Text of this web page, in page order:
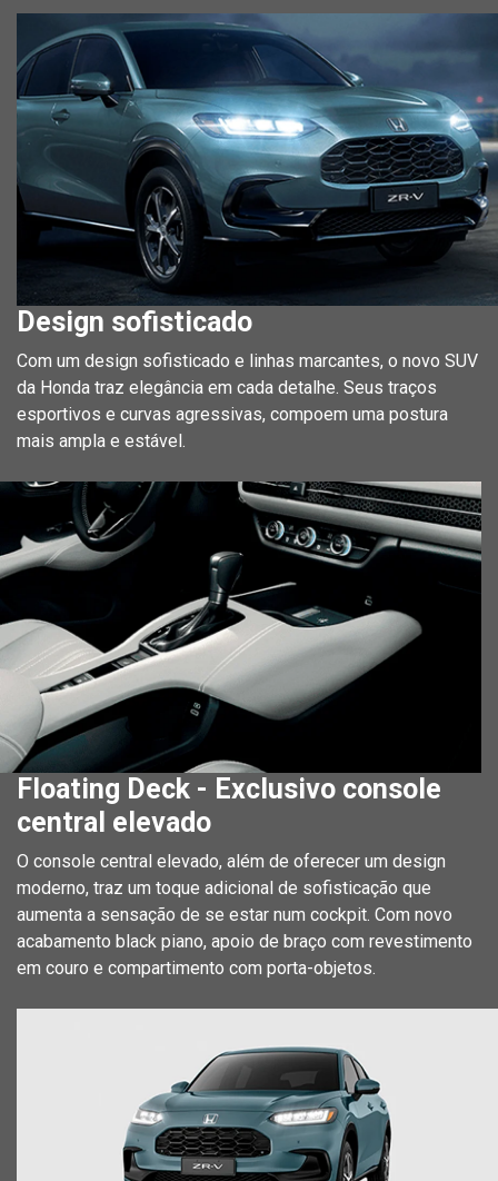
Design sofisticado
Com um design sofisticado e linhas marcantes, o novo SUV
da Honda traz elegância em cada detalhe. Seus traços
esportivos e curvas agressivas, compoem uma postura
mais ampla e estável.
Floating Deck - Exclusivo console
central elevado
O console central elevado, além de oferecer um design
moderno, traz um toque adicional de sofisticação que
aumenta a sensação de se estar num cockpit. Com novo
acabamento black piano, apoio de braço com revestimento
em couro e compartimento com porta-objetos.